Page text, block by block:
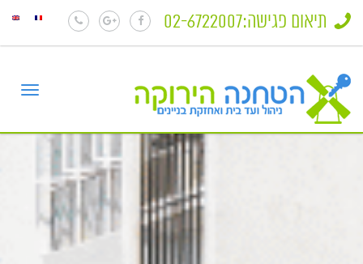
תיאום פגישה:02-6722007
Toggle